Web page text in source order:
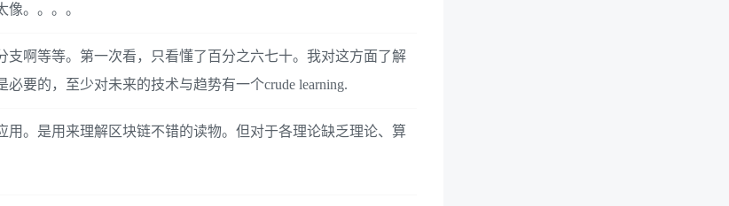
。。。。
啊等等。第一次看，只看懂了百分之六七十。我对这方面了解
要的，至少对未来的技术与趋势有一个crude learning.
。是用来理解区块链不错的读物。但对于各理论缺乏理论、算